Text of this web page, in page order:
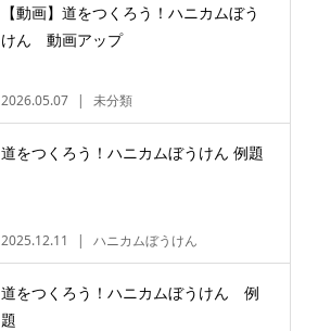
【動画】道をつくろう！ハニカムぼう
けん 動画アップ
2026.05.07 未分類
道をつくろう！ハニカムぼうけん 例題
2025.12.11 ハニカムぼうけん
道をつくろう！ハニカムぼうけん 例
題